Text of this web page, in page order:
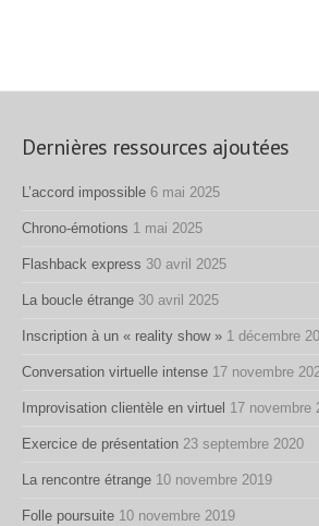
Dernières ressources ajoutées
L’accord impossible 6 mai 2025
Chrono-émotions 1 mai 2025
Flashback express 30 avril 2025
La boucle étrange 30 avril 2025
Inscription à un « reality show » 1 décembre
Conversation virtuelle intense 17 novembre
Improvisation clientèle en virtuel 17 novembre
Exercice de présentation 23 septembre 2020
La rencontre étrange 10 novembre 2019
Folle poursuite 10 novembre 2019